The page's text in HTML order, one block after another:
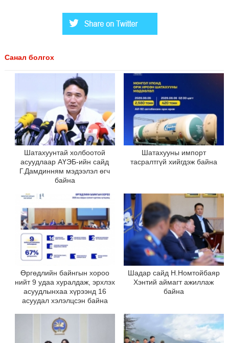
Санал болгох
Шатахуунтай холбоотой
асуудлаар АҮЭБ-ийн сайд
Г.Дамдинням мэдээлэл өгч
байна
Шатахууны импорт
тасралтгүй хийгдэж байна
Өргөдлийн байнгын хороо
нийт 9 удаа хуралдаж, эрхлэх
асуудлынхаа хүрээнд 16
асуудал хэлэлцсэн байна
Шадар сайд Н.Номтойбаяр
Хэнтий аймагт ажиллаж
байна